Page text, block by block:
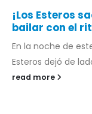
¡Los Esteros
bailar con el
En la noche de
Esteros dejó de
read more